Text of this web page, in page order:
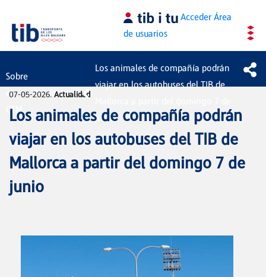
Saltar al contenido principal AccederÁrea
de usuarios
Sobre
el
CTM
Noticias
Los animales de compañía podrán
viajar en los autobuses del TIB de
junio
07-05-2026. Actualidad
Los animales de compañía podrán
viajar en los autobuses del TIB de
Mallorca a partir del domingo 7 de
junio